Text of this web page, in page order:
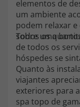
elementos de
um ambiente
podem relaxar
sobre uma
Todos os
de todos os
hóspedes se
Quanto às
viajantes
exteriores para
spa topo de